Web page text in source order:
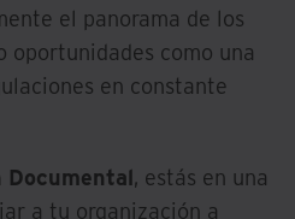
el panorama de los
oportunidades como una
en constante
Documental, estás en una
a tu organización a